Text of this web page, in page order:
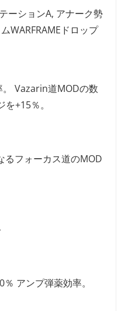
ーションA, アナーク勢
WARFRAMEドロップ
Vazarin道MODの数
+15％。
るフォーカス道のMOD
アンプ弾薬効率。